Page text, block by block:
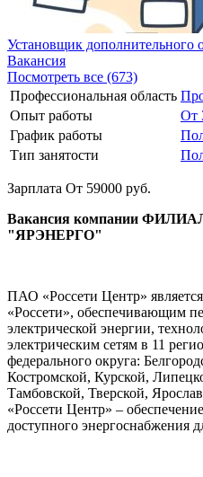
Установщик дополнительного
Вакансия
Посмотреть все (673)
Профессиональная область
Опыт работы
От
График работы
Тип занятости
Зарплата От 59000 руб.
Вакансия компании
"ЯРЭНЕРГО"
ПАО «Россети Центр»
«Россети», обеспечивающим
электрической энергии,
электрическим сетям в 11
федерального округа:
Костромской, Курской,
Тамбовской, Тверской,
«Россети Центр» –
доступного энергоснабжения